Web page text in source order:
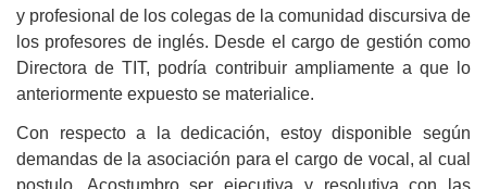
y profesional de los colegas de la comunidad discursiva de
los profesores de inglés. Desde el cargo de gestión como
Directora de TIT, podría contribuir ampliamente a que lo
anteriormente expuesto se materialice.
Con respecto a la dedicación, estoy disponible según
demandas de la asociación para el cargo de vocal, al cual
postulo. Acostumbro ser ejecutiva y resolutiva con las